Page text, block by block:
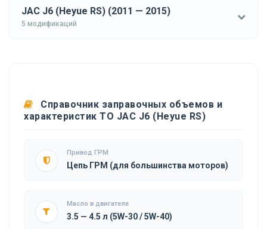
JAC J6 (Heyue RS) (2011 — 2015)
5 модификаций
Справочник заправочных объемов и
характеристик ТО JAC J6 (Heyue RS)
Привод ГРМ
Цепь ГРМ (для большинства моторов)
Масло в двигателе
3.5 — 4.5 л (5W-30 / 5W-40)